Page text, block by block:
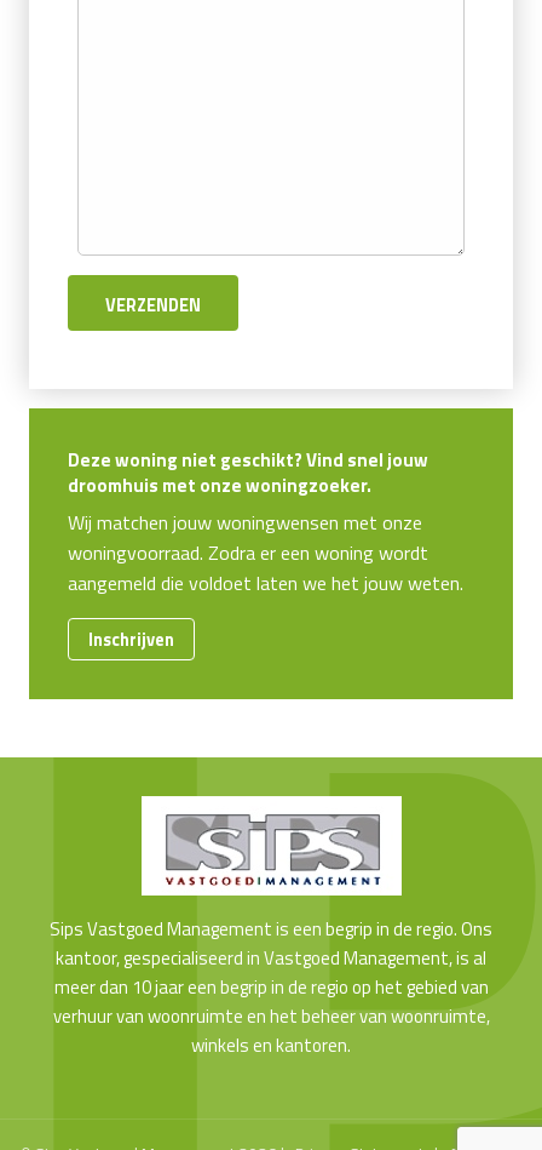
Deze woning niet geschikt? Vind snel jouw
droomhuis met onze woningzoeker.
Wij matchen jouw woningwensen met onze
woningvoorraad. Zodra er een woning wordt
aangemeld die voldoet laten we het jouw weten.
Inschrijven
Sips Vastgoed Management is een begrip in de regio. Ons
kantoor, gespecialiseerd in Vastgoed Management, is al
meer dan 10 jaar een begrip in de regio op het gebied van
verhuur van woonruimte en het beheer van woonruimte,
winkels en kantoren.